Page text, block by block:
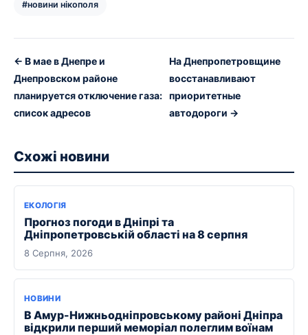
#новини нікополя
← В мае в Днепре и
Днепровском районе
планируется отключение газа:
список адресов
На Днепропетровщине
восстанавливают
приоритетные
автодороги →
Схожі новини
ЕКОЛОГІЯ
Прогноз погоди в Дніпрі та
Дніпропетровській області на 8 серпня
8 Серпня, 2026
НОВИНИ
В Амур-Нижньодніпровському районі Дніпра
відкрили перший меморіал полеглим воїнам